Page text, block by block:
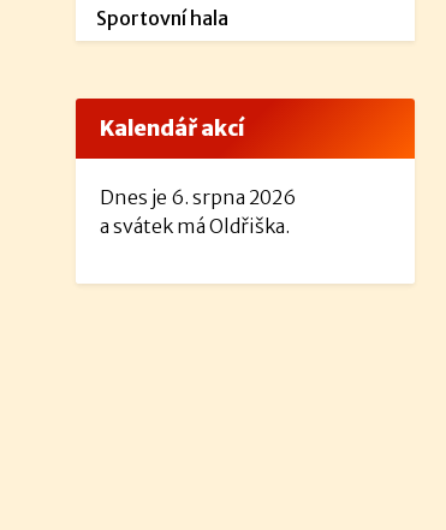
Sportovní hala
Kalendář akcí
Dnes je 6. srpna 2026
a svátek má Oldřiška.